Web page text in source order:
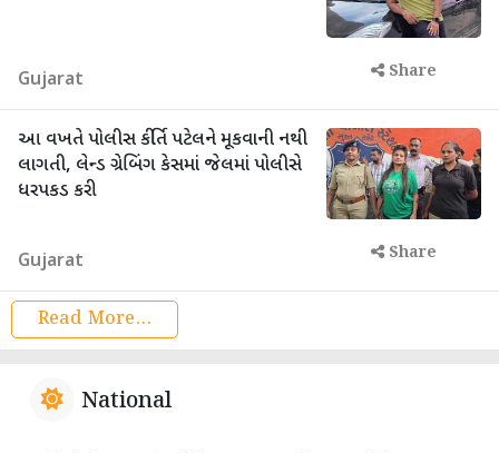
Gujarat Share
આ વખતે પોલીસ કીર્તિ પટેલને મૂકવાની નથી
લાગતી, લેન્ડ ગ્રેબિંગ કેસમાં જેલમાં પોલીસે
ધરપકડ કરી
Gujarat Share
Read More...
National